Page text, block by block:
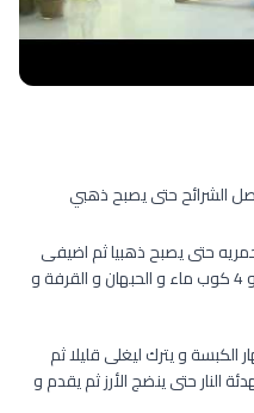
الشرائح حتى يصبح ذهبي
حتى يصبح ذهبيا ثم اضيفى
نصف البصل المحمر مع الطماطم و 4 كوب ماء و الحبهان و القرفة و
و يترك ليغلى قليلا ثم
النار حتى ينضج الأرز ثم يقدم و